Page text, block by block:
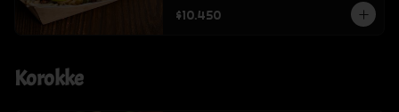
$10.450
Korokke